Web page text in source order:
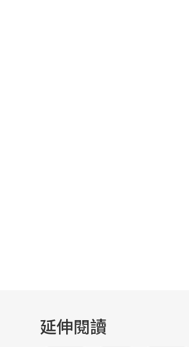
延伸閱讀